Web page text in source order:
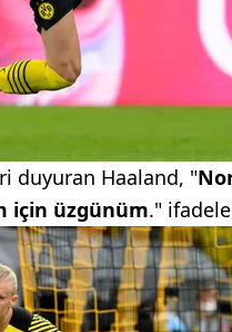
duyuran Haaland, "
için üzgünüm."